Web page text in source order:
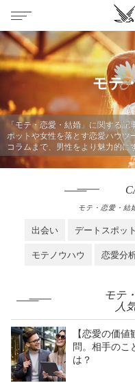
モテ
「モテ・恋愛・結婚」に関する
ポットや女性を落とす恋愛ハウツ
コラムまで、男性をより魅力的
モテ・恋愛・結
出会い デートスポット
モテノウハウ
恋愛分
モテ
人
【恋愛の価
問。相手のこ
は？